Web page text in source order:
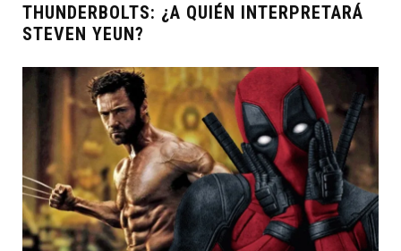
THUNDERBOLTS: ¿A QUIÉN INTERPRETARÁ
STEVEN YEUN?